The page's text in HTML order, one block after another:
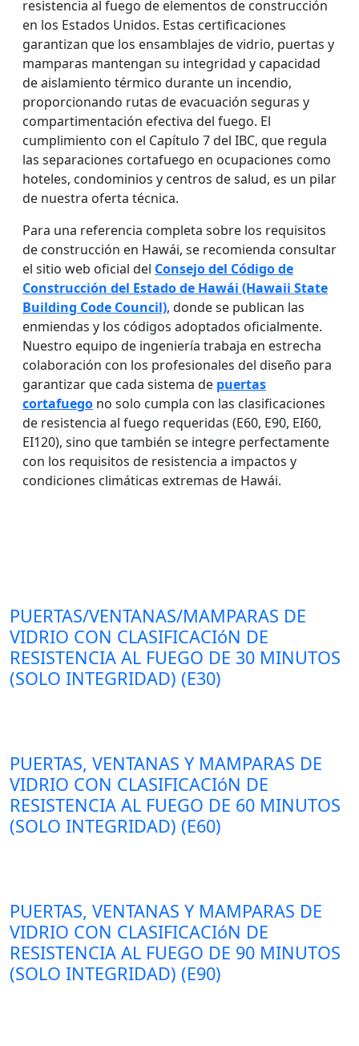
resistencia al fuego de elementos de construcción
en los Estados Unidos. Estas certificaciones
garantizan que los ensamblajes de vidrio, puertas y
mamparas mantengan su integridad y capacidad
de aislamiento térmico durante un incendio,
proporcionando rutas de evacuación seguras y
compartimentación efectiva del fuego. El
cumplimiento con el Capítulo 7 del IBC, que regula
las separaciones cortafuego en ocupaciones como
hoteles, condominios y centros de salud, es un pilar
de nuestra oferta técnica.
Para una referencia completa sobre los requisitos
de construcción en Hawái, se recomienda consultar
el sitio web oficial del Consejo del Código de
Construcción del Estado de Hawái (Hawaii State
Building Code Council), donde se publican las
enmiendas y los códigos adoptados oficialmente.
Nuestro equipo de ingeniería trabaja en estrecha
colaboración con los profesionales del diseño para
garantizar que cada sistema de puertas
cortafuego no solo cumpla con las clasificaciones
de resistencia al fuego requeridas (E60, E90, EI60,
EI120), sino que también se integre perfectamente
con los requisitos de resistencia a impactos y
condiciones climáticas extremas de Hawái.
PUERTAS/VENTANAS/MAMPARAS DE
VIDRIO CON CLASIFICACIóN DE
RESISTENCIA AL FUEGO DE 30 MINUTOS
(SOLO INTEGRIDAD) (E30)
PUERTAS, VENTANAS Y MAMPARAS DE
VIDRIO CON CLASIFICACIóN DE
RESISTENCIA AL FUEGO DE 60 MINUTOS
(SOLO INTEGRIDAD) (E60)
PUERTAS, VENTANAS Y MAMPARAS DE
VIDRIO CON CLASIFICACIóN DE
RESISTENCIA AL FUEGO DE 90 MINUTOS
(SOLO INTEGRIDAD) (E90)